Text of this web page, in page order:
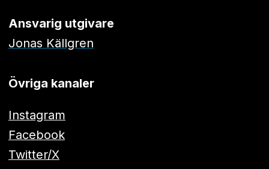
Ansvarig utgivare
Jonas Källgren
Övriga kanaler
Instagram
Facebook
Twitter/X